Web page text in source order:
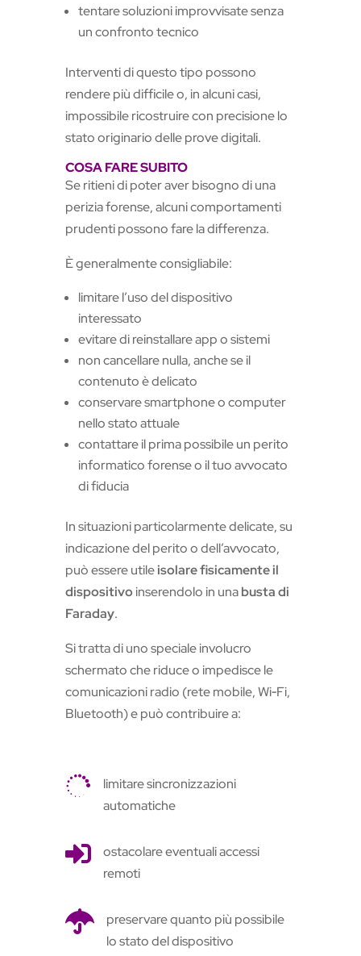
tentare soluzioni improvvisate senza
un confronto tecnico
Interventi di questo tipo possono
rendere più difficile o, in alcuni casi,
impossibile ricostruire con precisione lo
stato originario delle prove digitali.
COSA FARE SUBITO
Se ritieni di poter aver bisogno di una
perizia forense, alcuni comportamenti
prudenti possono fare la differenza.
È generalmente consigliabile:
limitare l’uso del dispositivo
interessato
evitare di reinstallare app o sistemi
non cancellare nulla, anche se il
contenuto è delicato
conservare smartphone o computer
nello stato attuale
contattare il prima possibile un perito
informatico forense o il tuo avvocato
di fiducia
In situazioni particolarmente delicate, su
indicazione del perito o dell’avvocato,
può essere utileisolare fisicamente il
dispositivoinserendolo in unabusta di
Faraday.
Si tratta di uno speciale involucro
schermato che riduce o impedisce le
comunicazioni radio (rete mobile, Wi‑Fi,
Bluetooth) e può contribuire a:

limitare sincronizzazioni
automatiche

ostacolare eventuali accessi
remoti

preservare quanto più possibile
lo stato del dispositivo